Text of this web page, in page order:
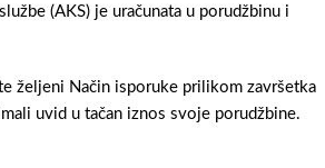
(AKS) je uračunata u porudžbinu i
željeni Način isporuke prilikom završetka
uvid u tačan iznos svoje porudžbine.